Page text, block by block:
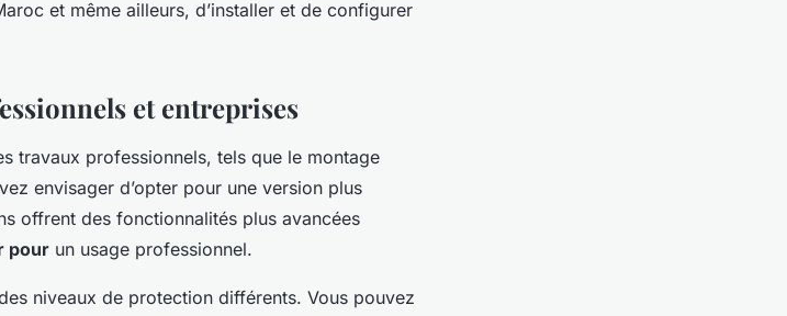
et même ailleurs, d’installer et de configurer
et entreprises
travaux professionnels, tels que le montage
envisager d’opter pour une version plus
offrent des fonctionnalités plus avancées
pour un usage professionnel.
niveaux de protection différents. Vous pouvez